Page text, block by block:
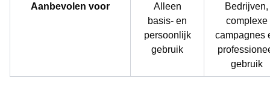
Aanbevolen voor
Alleen
basis- en
persoonlijk
gebruik
Bedrijven,
complexe
campagnes
gebruik